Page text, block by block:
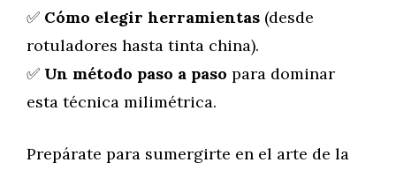
✅ Cómo elegir herramientas (desde
rotuladores hasta tinta china).
✅ Un método paso a paso para dominar
esta técnica milimétrica.
Prepárate para sumergirte en el arte de la